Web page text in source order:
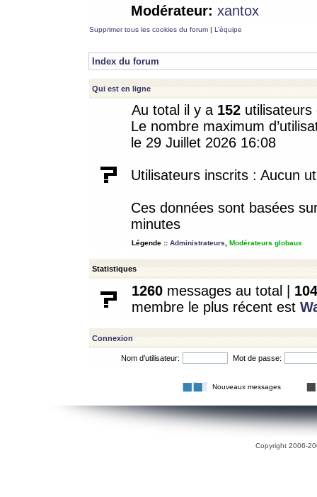
Modérateur: xantox
Supprimer tous les cookies du forum | L’équipe
Index du forum
Qui est en ligne
Au total il y a 152
Le nombre maximum
le 29 Juillet 2026 16:08
Utilisateurs inscrits : Aucun
Ces données sont basées
minutes
Légende :: Administrateurs Modérateurs globaux
Statistiques
1260 messages au total | 104
membre le plus récent est
Connexion
Nom d’utilisateur: Mot de passe:
Nouveaux messages
Copyright 2006-